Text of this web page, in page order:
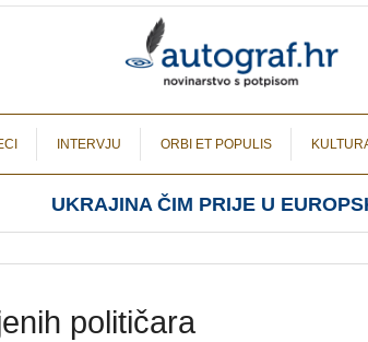
INTERVJU ORBI ET POPULIS
UKRAJINA ČIM PRIJE U
političara